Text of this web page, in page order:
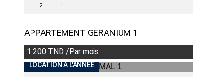
2 1
APPARTEMENT GERANIUM 1
1 200 TND /Par mois
LOCATION À L'ANNÉE